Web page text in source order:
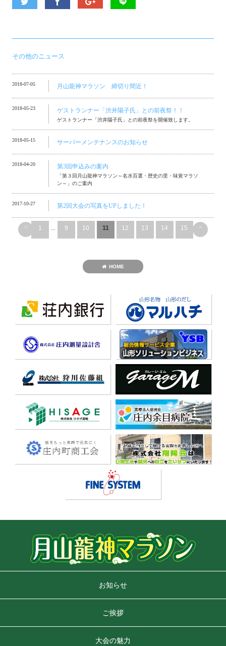
その他のニュース
2018-07-05 月山龍神マラソン 締切り間近！
2018-05-23 ゲストランナー「渋井陽子氏」との前夜祭！！
ゲストランナー「渋井陽子氏」との前夜祭を開催致します。
2018-05-15 サーバーメンテナンスのお知らせ
2018-04-20 第3回申込みの案内
「第３回月山龍神マラソン～名水百選・歴史の里・味覚マラソ
ン～」のご案内
2017-10-27 第2回大会の写真をUPしました！
< 1 ... 9 10 11 12 13 14 15 >
HOME
お知らせ
ご挨拶
大会の魅力